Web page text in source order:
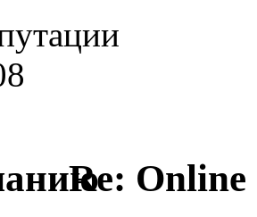
Re: Online